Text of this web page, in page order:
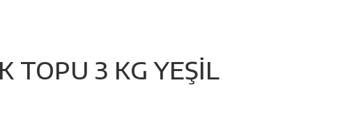
TOPU 3 KG YEŞİL